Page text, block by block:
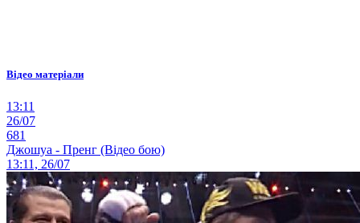
Відео матеріали
13:11
26/07
681
Джошуа - Пренг (Відео бою)
13:11, 26/07